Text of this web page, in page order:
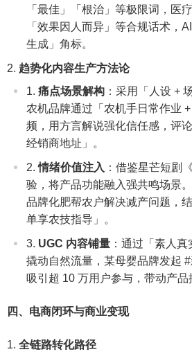
「最佳」「根治」等极限词，医
「效果因人而异」等合规话术，
生成」角标。
趋势化内容生产方法论
痛点场景解构 ：采用「人设 +
农机品牌通过「农机手日常作业
频，用方言解说强化信任感，评
经销商地址」。
情绪价值注入 ：借鉴星芒短剧
验，将产品功能融入强共鸣场景
品牌化肥帮农户解决减产问题，
单享农技指导」。
UGC 内容铺量 ：通过「素人真
撬动自然流量，某母婴品牌发起 #
吸引超 10 万用户参与，带动产品
四、电商闭环与商业变现
全链路转化路径